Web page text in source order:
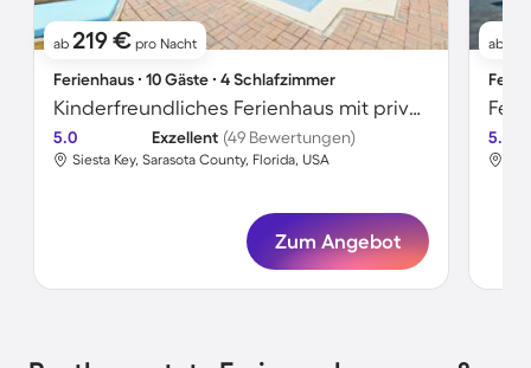
ab 219 € pro Nacht
Ferienhaus ∙ 10 Gäste ∙ 4 Schlafzimmer
Kinderfreundliches Ferienhaus mit privatem Pool, Terrasse und Whirlpool | Perfekt für die Arbeit von Zuhause
5.0 Exzellent (49 Bewertungen)
Siesta Key, Sarasota County, Florida, USA
Zum Angebot
ab
5.0